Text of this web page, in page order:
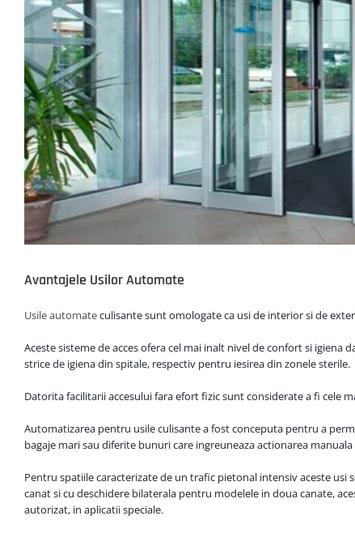
Avantajele Usilor Automate
Usile automateculisante sunt omologate ca usi de interior si de
Aceste sisteme de acces ofera cel mai inalt nivel de confort si
strice de igiena din spitale, respectiv pentru iesirea din zonele sterile.
Datorita facilitarii accesului fara efort fizic sunt considerate a fi cele
Automatizarea pentru usile culisante a fost conceputa pentru a
bagaje mari sau diferite bunuri care ingreuneaza actionarea
Pentru spatiile caracterizate de un trafic pietonal intensiv aceste
canat si cu deschidere bilaterala pentru modelele in doua canate,
autorizat, in aplicatii speciale.